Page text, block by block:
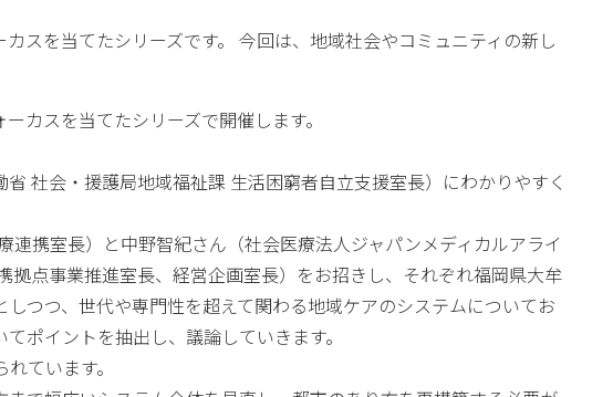
スを当てたシリーズです。 今回は、地域社会やコミュニティの新し
カスを当てたシリーズで開催します。
社会・援護局地域福祉課 生活困窮者自立支援室長）にわかりやすく
携室長）と中野智紀さん（社会医療法人ジャパンメディカルアライ
点事業推進室長、経営企画室長）をお招きし、それぞれ福岡県大牟
つつ、世代や専門性を超えて関わる地域ケアのシステムについてお
ポイントを抽出し、議論していきます。
ています。